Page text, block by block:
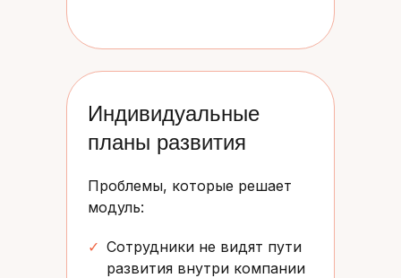
Индивидуальные
планы развития
✓ Сотрудники не видят пути
развития внутри компании
Проблемы, которые решает
модуль: